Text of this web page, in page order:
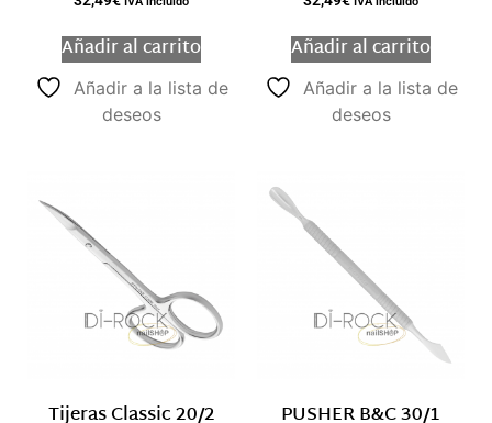
Añadir al carrito
Añadir a la lista de
deseos
Añadir al carrito
Añadir a la lista de
deseos
Tijeras Classic 20/2 PUSHER B&C 30/1